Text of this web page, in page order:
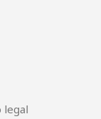
legal